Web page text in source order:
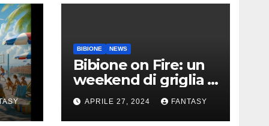
BIBIONE NEWS
Bibione on Fire: un
weekend di griglia e
barbecue in Piazza
Treviso
APRILE 27, 2024 FANTASY